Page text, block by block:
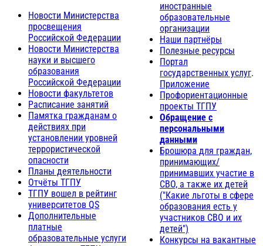
Новости Министерства
просвещения
Российской Федерации
Новости Министерства
науки и высшего
образования
Российской Федерации
Новости факультетов
Расписание занятий
Памятка гражданам о
действиях при
установлении уровней
террористической
опасности
Планы деятельности
Отчёты ТГПУ
ТГПУ вошел в рейтинг
университетов QS
Дополнительные
платные
образовательные услуги
иностранные
образовательные
организации
Наши партнёры
Полезные ресурсы
Портал
государственных услуг.
Приложение
Профориентационные
проекты ТГПУ
Обращение с
персональными
данными
Брошюра для граждан,
принимающих/
принимавших участие в
СВО, а также их детей
("Какие льготы в сфере
образования есть у
участников СВО и их
детей")
Конкурсы на вакантные